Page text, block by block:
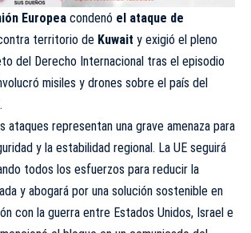
Europea condenó el ataque de
territorio de Kuwait y exigió el pleno
del Derecho Internacional tras el episodio
misiles y drones sobre el país del
ataques representan una grave amenaza para
y la estabilidad regional. La UE seguirá
todos los esfuerzos para reducir la
y abogará por una solución sostenible en
con la guerra entre Estados Unidos, Israel e